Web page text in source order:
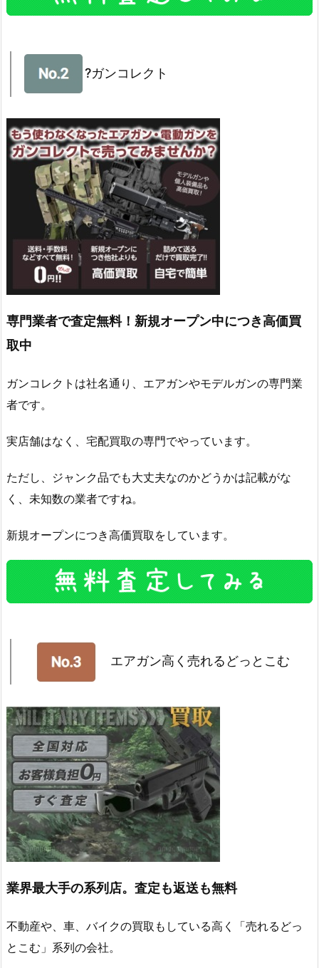
?ガンコレクト
専門業者で査定無料！新規オープン中につき高価買
取中
ガンコレクトは社名通り、エアガンやモデルガンの専門業
者です。
実店舗はなく、宅配買取の専門でやっています。
ただし、ジャンク品でも大丈夫なのかどうかは記載がな
く、未知数の業者ですね。
新規オープンにつき高価買取をしています。
エアガン高く売れるどっとこむ
業界最大手の系列店。査定も返送も無料
不動産や、車、バイクの買取もしている高く「売れるどっ
とこむ」系列の会社。